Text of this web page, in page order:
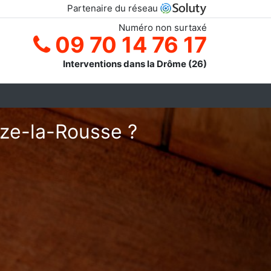
Partenaire du réseau
Numéro non surtaxé
09 70 14 76 17
Interventions dans la Drôme (26)
la-Rousse ?